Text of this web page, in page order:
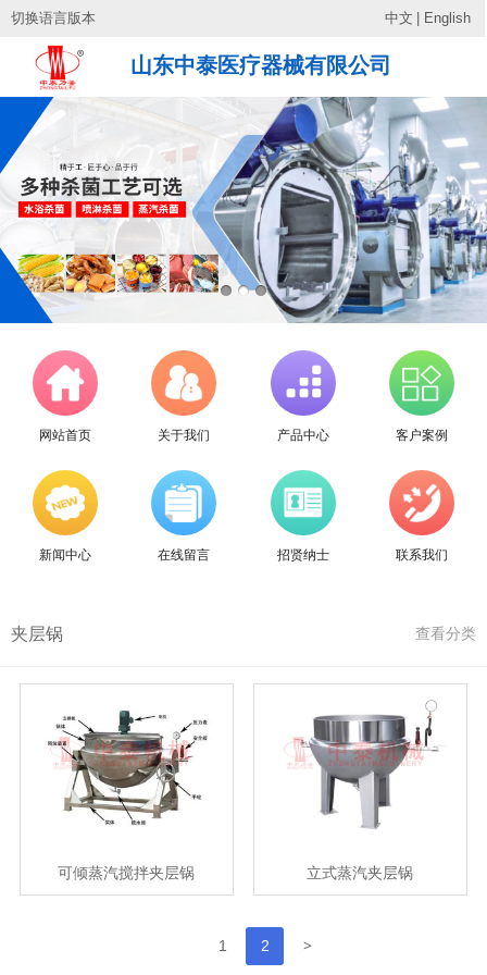
切换语言版本 中文 English
山东中泰医疗器械有限公司
网站首页 关于我们 产品中心 客户案例
新闻中心 在线留言 招贤纳士 联系我们
夹层锅 查看分类
可倾蒸汽搅拌夹层锅 立式蒸汽夹层锅
1 2 >